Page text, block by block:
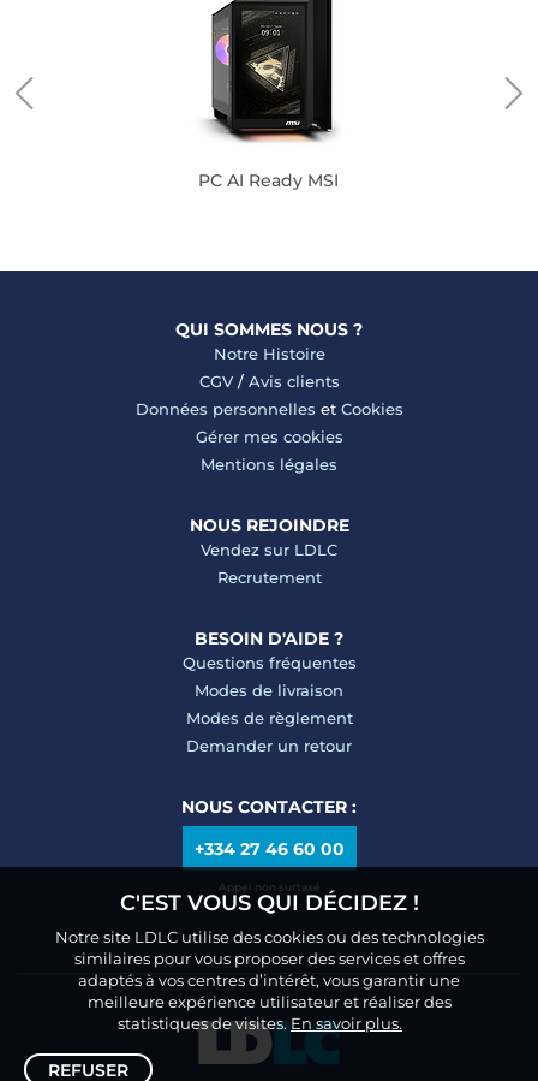
PC AI Ready MSI
QUI SOMMES NOUS ?
Notre Histoire
CGV/ Avis clients
Données personnelles et Cookies
Gérer mes cookies
Mentions légales
NOUS REJOINDRE
Vendez sur LDLC
Recrutement
BESOIN D'AIDE ?
Questions fréquentes
Modes de livraison
Modes de règlement
Demander un retour
NOUS CONTACTER :
+334 27 46 60 00
Appel non surtaxé
C'EST VOUS QUI DÉCIDEZ !
Notre site LDLC utilise des cookies ou des technologies
similaires pour vous proposer des services et offres
adaptés à vos centres d’intérêt, vous garantir une
meilleure expérience utilisateur et réaliser des
statistiques de visites.En savoir plus.
REFUSER